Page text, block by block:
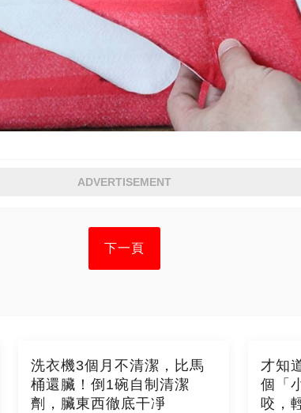
ADVERTISEMENT
下一頁
洗衣機3個月不清潔，比馬
桶還臟！倒1碗自制清潔
劑，臟東西徹底干凈
才知
個「
咬，